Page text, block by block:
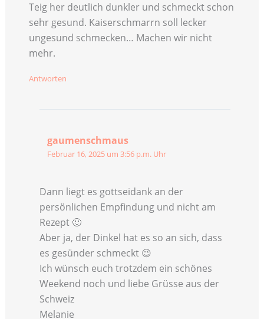
Teig her deutlich dunkler und schmeckt schon
sehr gesund. Kaiserschmarrn soll lecker
ungesund schmecken… Machen wir nicht
mehr.
Antworten
gaumenschmaus
Februar 16, 2025 um 3:56 p.m. Uhr
Dann liegt es gottseidank an der
persönlichen Empfindung und nicht am
Rezept 🙂
Aber ja, der Dinkel hat es so an sich, dass
es gesünder schmeckt 😉
Ich wünsch euch trotzdem ein schönes
Weekend noch und liebe Grüsse aus der
Schweiz
Melanie